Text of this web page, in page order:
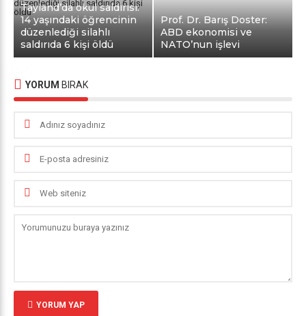
Tayland’da okul saldırısı:
14 yaşındaki öğrencinin
düzenlediği silahlı
saldırıda 6 kişi öldü
Prof. Dr. Barış Doster:
ABD ekonomisi ve
NATO’nun işlevi
YORUM BIRAK
YORUM YAP